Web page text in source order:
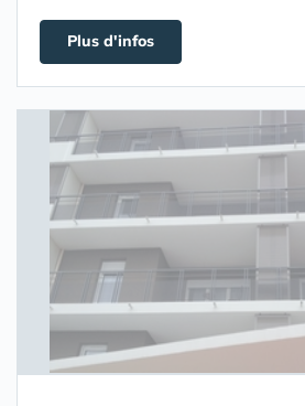
Plus d'infos